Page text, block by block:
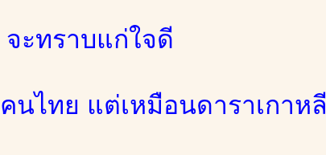
ะทราบแก่ใจดี
ไทย แต่เหมือนดาราเกาหลี